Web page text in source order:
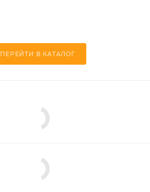
ПЕРЕЙТИ В КАТАЛОГ